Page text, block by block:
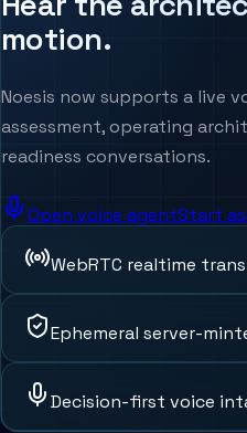
motion.
Noesis now supports a live
assessment, operating
readiness conversations.
Open voice agentStart
WebRTC realtime
Ephemeral server-
Decision-first voice